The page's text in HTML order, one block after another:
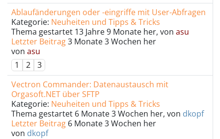
Ablaufänderungen oder -eingriffe mit User-Abfragen
Kategorie: Neuheiten und Tipps & Tricks
Thema gestartet 13 Jahre 9 Monate her, von asu
Letzter Beitrag3 Monate 3 Wochen her
von asu
1
2
3
Vectron Commander: Datenaustausch mit
Orgasoft.NET über SFTP
Kategorie: Neuheiten und Tipps & Tricks
Thema gestartet 6 Monate 3 Wochen her, von dkopf
Letzter Beitrag 6 Monate 3 Wochen her
von dkopf